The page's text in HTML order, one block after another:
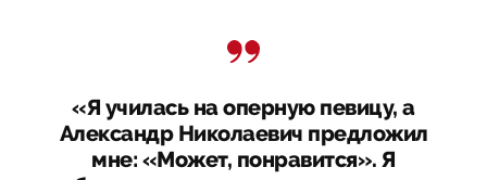
«Я училась на оперную певицу, а
Александр Николаевич предложил
мне: «Может, понравится». Я